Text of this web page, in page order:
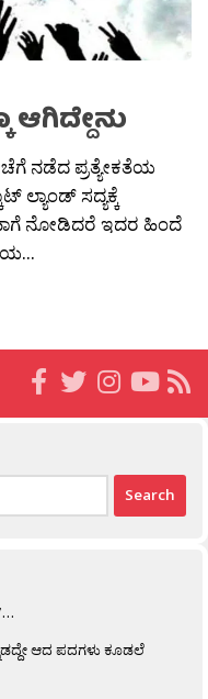
ಆಗಿದ್ದೇನು
ನಡೆದ ಪ್ರತ್ಯೇಕತೆಯ
ಲ್ಯಾಂಡ್ ಸದ್ಯಕ್ಕೆ
ನೋಡಿದರೆ ಇದರ ಹಿಂದೆ
ಆದ ಪದಗಳು ಕೂಡಲೆ